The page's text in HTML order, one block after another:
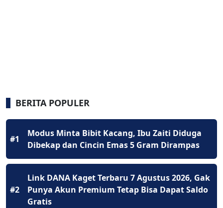
BERITA POPULER
#1
Modus Minta Bibit Kacang, Ibu Zaiti Diduga
Dibekap dan Cincin Emas 5 Gram Dirampas
#2
Link DANA Kaget Terbaru 7 Agustus 2026, Gak
Punya Akun Premium Tetap Bisa Dapat Saldo
Gratis